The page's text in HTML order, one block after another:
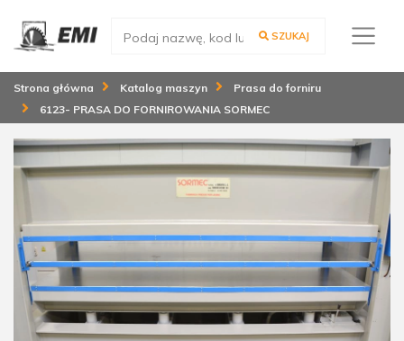
SZUKAJ
Strona główna Katalog maszyn
Prasa do forniru
6123- PRASA DO FORNIROWANIA SORMEC